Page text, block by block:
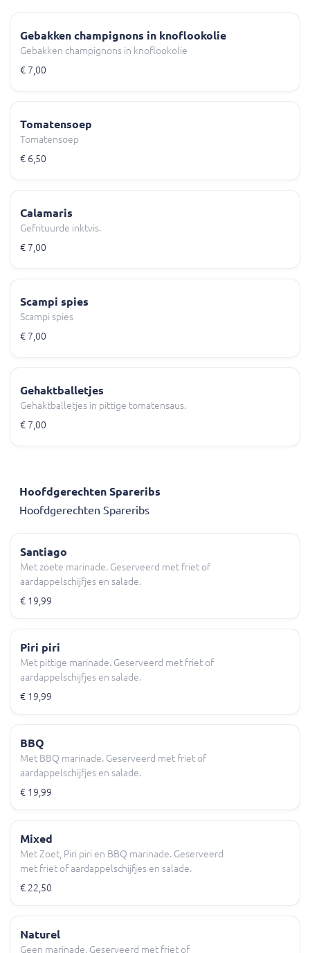
Gebakken champignons in knoflookolie
Gebakken champignons in knoflookolie
€ 7,00
Tomatensoep
Tomatensoep
€ 6,50
Calamaris
Gefrituurde inktvis.
€ 7,00
Scampi spies
Scampi spies
€ 7,00
Gehaktballetjes
Gehaktballetjes in pittige tomatensaus.
€ 7,00
Hoofdgerechten Spareribs
Hoofdgerechten Spareribs
Santiago
Met zoete marinade. Geserveerd met friet of
aardappelschijfjes en salade.
€ 19,99
Piri piri
Met pittige marinade. Geserveerd met friet of
aardappelschijfjes en salade.
€ 19,99
BBQ
Met BBQ marinade. Geserveerd met friet of
aardappelschijfjes en salade.
€ 19,99
Mixed
Met Zoet, Piri piri en BBQ marinade. Geserveerd
met friet of aardappelschijfjes en salade.
€ 22,50
Naturel
Geen marinade. Geserveerd met friet of